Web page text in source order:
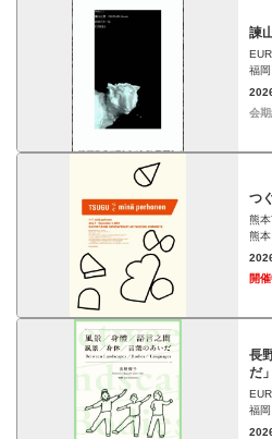
諫
福岡
会
つ
熊
熊本
開
長
だ」
福岡